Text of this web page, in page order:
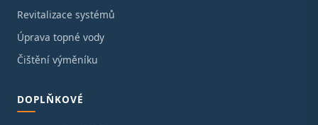
Revitalizace systémů
Úprava topné vody
Čištění výměníku
DOPLŇKOVÉ